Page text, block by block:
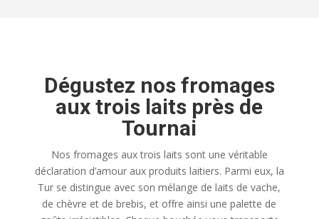
Dégustez nos fromages
aux trois laits près de
Tournai
Nos fromages aux trois laits sont une véritable
déclaration d’amour aux produits laitiers. Parmi eux, la
Tur se distingue avec son mélange de laits de vache,
de chèvre et de brebis, et offre ainsi une palette de